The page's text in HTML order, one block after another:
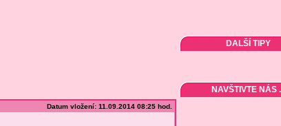
Datum vložení: 11.09.2014 08:25 hod.
DALŠÍ TIPY
NAVŠTIVTE NÁS